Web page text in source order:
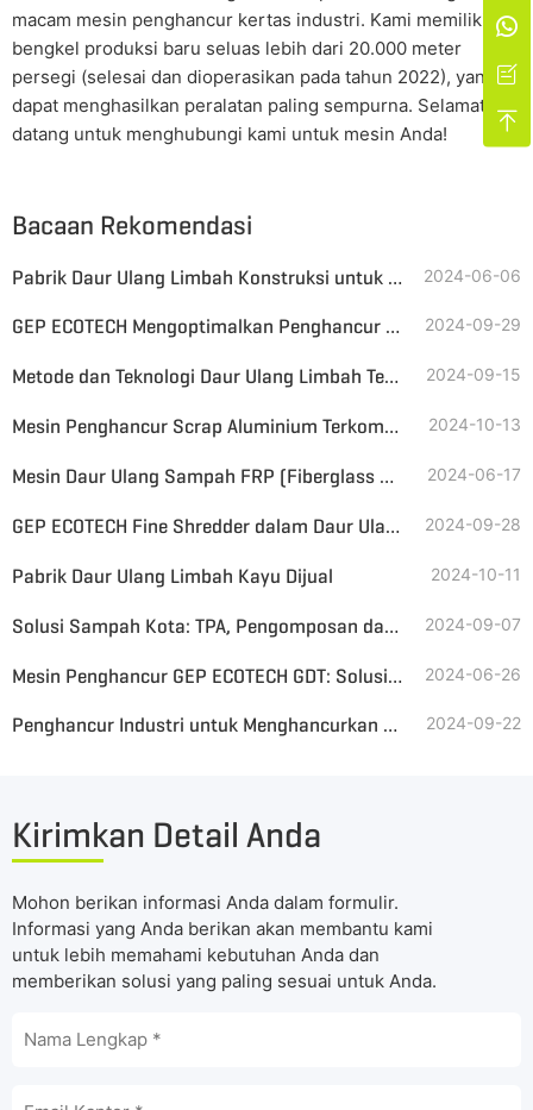
macam mesin penghancur kertas industri. Kami memiliki
bengkel produksi baru seluas lebih dari 20.000 meter
persegi (selesai dan dioperasikan pada tahun 2022), yang
dapat menghasilkan peralatan paling sempurna. Selamat
datang untuk menghubungi kami untuk mesin Anda!
Bacaan Rekomendasi
Pabrik Daur Ulang Limbah Konstruksi untuk Dijual di Indonesia 2024-06-06
GEP ECOTECH Mengoptimalkan Penghancur Poros Ganda untuk Limbah Besar 2024-09-29
Metode dan Teknologi Daur Ulang Limbah Tekstil 2024-09-15
Mesin Penghancur Scrap Aluminium Terkompresi 2024-10-13
Mesin Daur Ulang Sampah FRP (Fiberglass Reinforced Plastic) 2024-06-17
GEP ECOTECH Fine Shredder dalam Daur Ulang Limbah Film Pertanian 2024-09-28
Pabrik Daur Ulang Limbah Kayu Dijual 2024-10-11
Solusi Sampah Kota: TPA, Pengomposan dan Insinerasi 2024-09-07
Mesin Penghancur GEP ECOTECH GDT: Solusi yang Ditingkatkan untuk Ban Bekas 2024-06-26
Penghancur Industri untuk Menghancurkan Hard Drive untuk Dijual 2024-09-22
Kirimkan Detail Anda
Mohon berikan informasi Anda dalam formulir.
Informasi yang Anda berikan akan membantu kami
untuk lebih memahami kebutuhan Anda dan
memberikan solusi yang paling sesuai untuk Anda.


